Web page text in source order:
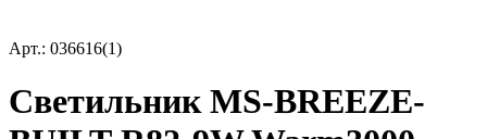
Арт.: 036616(1)
Светильник MS-BREEZE-